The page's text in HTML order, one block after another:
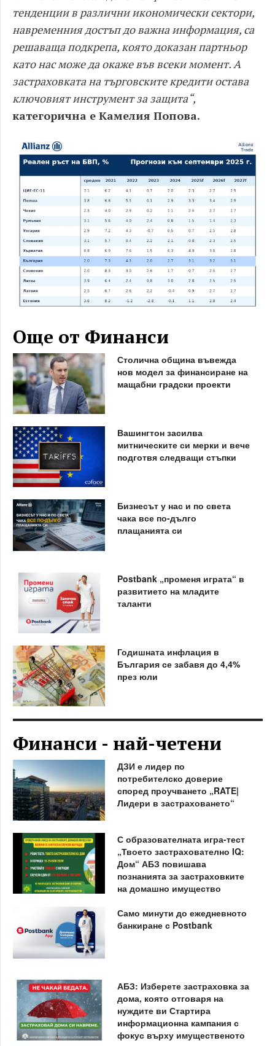
тенденции в различни икономически сектори,
навременния достъп до важна информация, са
решаваща подкрепа, която доказан партньор
като нас може да окаже във всеки момент. А
застраховката на търговските кредити остава
ключовият инструмент за защита“,
категорична е Камелия Попова.
Още от Финанси
Столична община въвежда
нов модел за финансиране на
мащабни градски проекти
Вашингтон засилва
митническите си мерки и вече
подготвя следващи стъпки
Бизнесът у нас и по света
чака все по-дълго
плащанията си
Postbank „променя играта“ в
развитието на младите
таланти
Годишната инфлация в
България се забавя до 4,4%
през юли
Финанси - най-четени
ДЗИ е лидер по
потребителско доверие
според проучването „RATE|
Лидери в застраховането“
С образователната игра-тест
„Твоето застрахователно IQ:
Дом“ АБЗ повишава
познанията за застраховките
на домашно имущество
Само минути до ежедневното
банкиране с Postbank
АБЗ: Изберете застраховка за
дома, която отговаря на
нуждите ви Стартира
информационна кампания с
фокус върху имущественото